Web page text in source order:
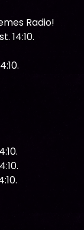
Radio!
14:10.